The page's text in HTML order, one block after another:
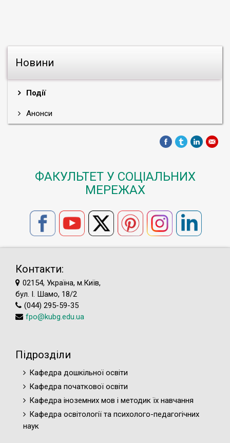
Новини
Події
Анонси
ФАКУЛЬТЕТ У СОЦІАЛЬНИХ
МЕРЕЖАХ
Контакти:
02154, Україна, м.Київ,
бул. І. Шамо, 18/2
(044) 295-59-35
fpo@kubg.edu.ua
Підрозділи
Кафедра дошкільної освіти
Кафедра початкової освіти
Кафедра іноземних мов і методик їх навчання
Кафедра освітології та психолого-педагогічних
наук